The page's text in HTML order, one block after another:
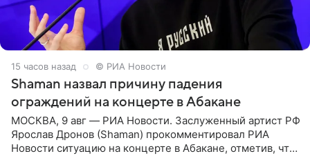
15 часов назад © РИА Новости
Shaman назвал причину падения
ограждений на концерте в Абакане
МОСКВА, 9 авг — РИА Новости. Заслуженный артист РФ
Ярослав Дронов (Shaman) прокомментировал РИА
Новости ситуацию на концерте в Абакане, отметив, что